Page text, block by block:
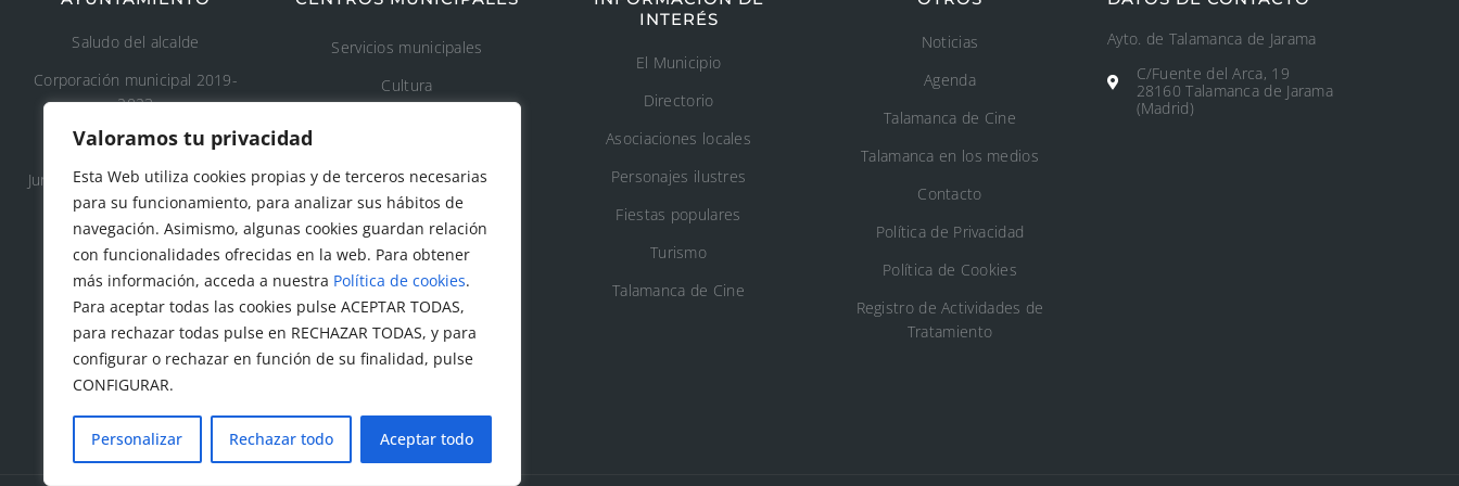
Valoramos tu privacidad
Esta Web utiliza cookies propias y de terceros necesarias
para su funcionamiento, para analizar sus hábitos de
navegación. Asimismo, algunas cookies guardan relación
con funcionalidades ofrecidas en la web. Para obtener
más información, acceda a nuestra Política de cookies.
Para aceptar todas las cookies pulse ACEPTAR TODAS,
para rechazar todas pulse en RECHAZAR TODAS, y para
configurar o rechazar en función de su finalidad, pulse
CONFIGURAR.
Personalizar Rechazar todo Aceptar todo
Saludo del alcalde
Corporación municipal 2019-
2023
Concejalía 2019-2023
Junta de Gobierno Local 2019-
2023
Servicios municipales
Cultura
Áreas recreativas
Medio ambiente
Tanatorio y cementerio
municipal
Protección civil
Servicios sociales
INTERÉS
El Municipio
Directorio
Asociaciones locales
Personajes ilustres
Fiestas populares
Turismo
Talamanca de Cine
Noticias
Agenda
Talamanca de Cine
Talamanca en los medios
Contacto
Política de Privacidad
Política de Cookies
Registro de Actividades de
Tratamiento
Ayto. de Talamanca de Jarama
C/Fuente del Arca, 19
28160 Talamanca de Jarama
(Madrid)